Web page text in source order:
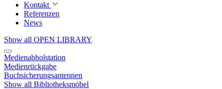
Kontakt
Referenzen
News
Show all OPEN LIBRARY
Medienabholstation
Medienrückgabe
Buchsicherungsantennen
Show all Bibliotheksmöbel